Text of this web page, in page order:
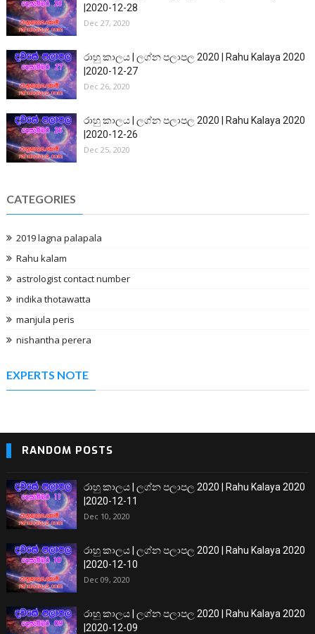
|2020-12-28
Dec 27, 2020
රාහු කාලය | ලග්න පලාපල 2020 | Rahu Kalaya 2020
|2020-12-27
Dec 26, 2020
රාහු කාලය | ලග්න පලාපල 2020 | Rahu Kalaya 2020
|2020-12-26
Dec 25, 2020
CATEGORIES
2019 lagna palapala
Rahu kalam
astrologist contact number
indika thotawatta
manjula peris
nishantha perera
EXPERTS NOTE
RANDOM POSTS
රාහු කාලය | ලග්න පලාපල 2020 | Rahu Kalaya 2020
|2020-12-11
Dec 10, 2020
රාහු කාලය | ලග්න පලාපල 2020 | Rahu Kalaya 2020
|2020-12-10
Dec 09, 2020
රාහු කාලය | ලග්න පලාපල 2020 | Rahu Kalaya 2020
|2020-12-09